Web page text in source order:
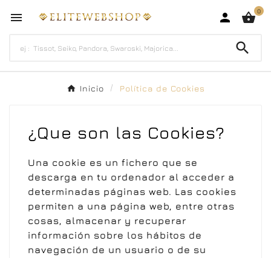
  0

Inicio Política de Cookies
¿Que son las Cookies?
Una cookie es un fichero que se
descarga en tu ordenador al acceder a
determinadas páginas web. Las cookies
permiten a una página web, entre otras
cosas, almacenar y recuperar
información sobre los hábitos de
navegación de un usuario o de su